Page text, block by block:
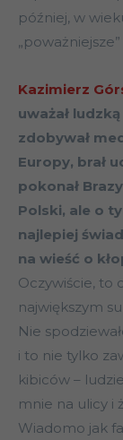
później, w
Kazimierz
uważał
zdobywał
Europy, brał
pokonał
Polski, ale o
najlepiej
na wieść o
Oczywiście, to
największym
Nie
i to nie tylko
kibiców –
mnie na ulicy i
Wiadomo jak